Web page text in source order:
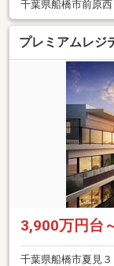
千葉県船橋市前原西
プレミアムレ
3,900万円台
千葉県船橋市夏見３